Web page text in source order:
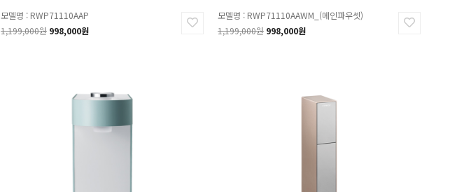
모델명 : RWP71110AAP
1,199,000원 998,000원
모델명 : RWP71110AAWM_(메인파우셋)
1,199,000원 998,000원